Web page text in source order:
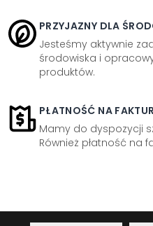
PRZYJAZNY DLA
Jesteśmy aktywnie
środowiska i
produktów.
PŁATNOŚĆ NA
Mamy do dyspozycji
Również płatność na